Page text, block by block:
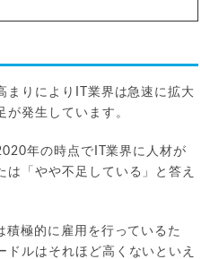
まりによりIT業界は急速に拡大
が発生しています。
年の時点でIT業界に人材が
は「やや不足している」と答え
極的に雇用を行っているた
ルはそれほど高くないといえ